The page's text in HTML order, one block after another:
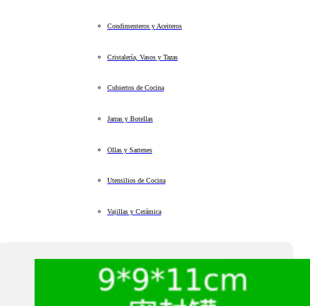
Condimenteros y Aceiteros
Cristalería, Vasos y Tazas
Cubiertos de Cocina
Jarras y Botellas
Ollas y Sartenes
Utensilios de Cocina
Vajillas y Cerámica